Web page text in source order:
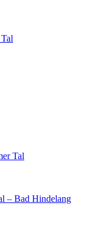
Tal
– Bad Hindelang